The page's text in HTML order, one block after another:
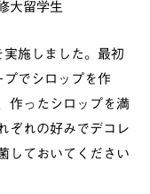
大留学生
施しました。最初
プでシロップを作
作ったシロップを満
ぞれの好みでデコレ
しておいてください